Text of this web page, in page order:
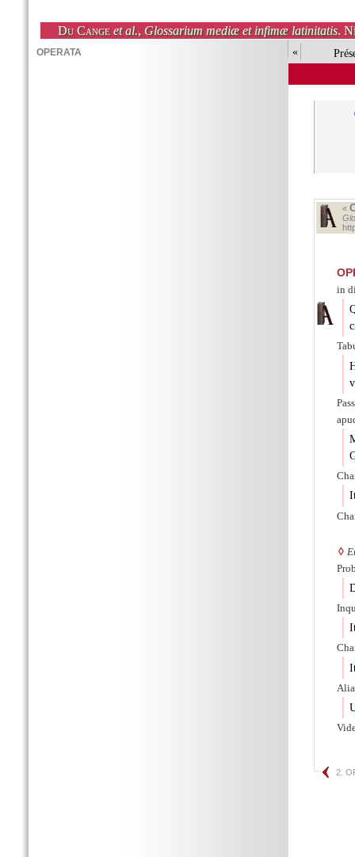
Du Cange et al., Glossarium mediæ et infimæ latinitatis.
«
«
in
◊
2.